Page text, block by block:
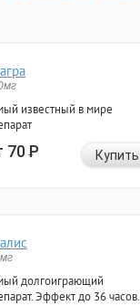
известный в мире
70Р Купить
долгоиграющий
Эффект до 36 часов.